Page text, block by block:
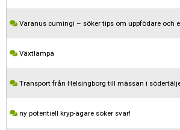
Varanus cumingi – söker tips om uppfödare och
Växtlampa
Transport från Helsingborg till mässan i
ny potentiell kryp-ägare söker svar!